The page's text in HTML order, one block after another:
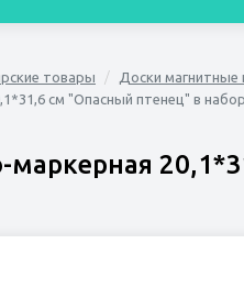
товары Доски магнитные
см "Опасный птенец" в
маркерная